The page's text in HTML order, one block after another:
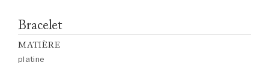
Bracelet
MATIÈRE
platine